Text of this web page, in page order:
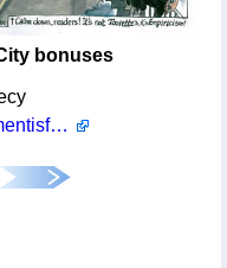
bonuses
http://www.guardian.co.uk/commentisfree/cartoon/2012/jan/08/martin-rowson-david-cameron-cartoon